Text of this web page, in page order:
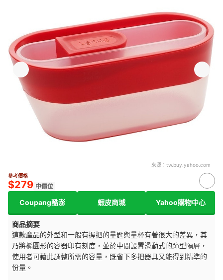
來源： tw.buy.yahoo.com
參考價格
$279 中價位
Coupang酷澎 蝦皮商城 Yahoo購物中心
商品摘要
這款產品的外型和一般有握把的量匙與量杯有著很大的差異，其
乃將橢圓形的容器印有刻度，並於中間設置滑動式的蹄型隔層，
使用者可藉此調整所需的容量，既省下多把器具又能得到精準的
份量。